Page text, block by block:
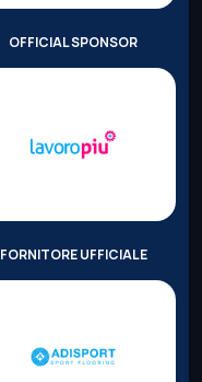
OFFICIAL SPONSOR
FORNITORE UFFICIALE